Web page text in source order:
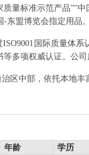
量标准示范产品”“
-东盟博览会指定用品
国际质量体
多项权威认证。公
区中部，依托本地
年龄
学历